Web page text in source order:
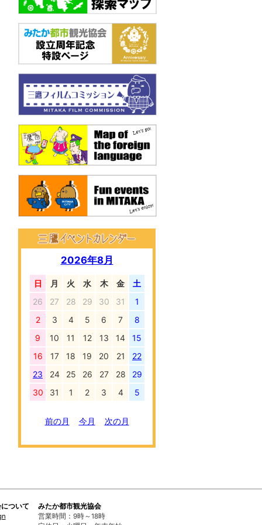
2026年8月
日 月 火 水 木 金
土
26
27 28 29 30 31
1
2
3 4 5 6 7
8
9
10 11 12 13 14
15
16
17 18 19 20 21
22
23
24 25 26 27 28
29
30
31 1 2 3 4 5
前の月 今月 次の月
ついて みたか都市観光協会
営業時間：9時～18時